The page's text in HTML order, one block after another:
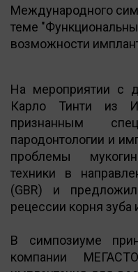
Международного
теме
возможности
На мероприятии с
Карло Тинти из
признанным
пародонтологии и
проблемы
техники в
(GBR) и
рецессии корня зуба
В симпозиуме
компании